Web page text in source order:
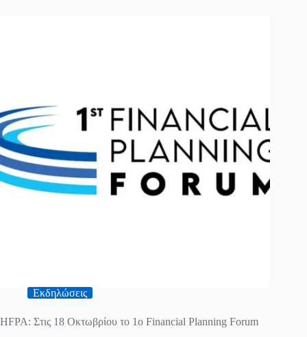
Εκδηλώσεις
HFPA: Στις 18 Οκτωβρίου το 1ο Financial Planning Forum